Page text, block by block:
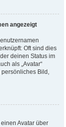
angezeigt
Oft sind dies
deinen Status im
als „Avatar“
Bild,
Avatar über